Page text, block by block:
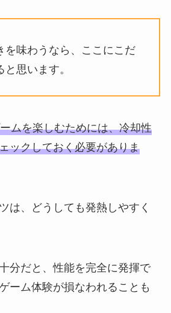
を味わうなら、ここにこだ
思います。
ムを楽しむためには、冷却性
ックしておく必要がありま
は、どうしても発熱しやすく
分だと、性能を完全に発揮で
ーム体験が損なわれることも